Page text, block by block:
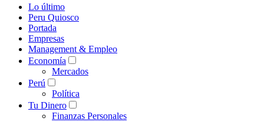
Lo último
Peru Quiosco
Portada
Empresas
Management & Empleo
Economía
Mercados
Perú
Política
Tu Dinero
Finanzas Personales